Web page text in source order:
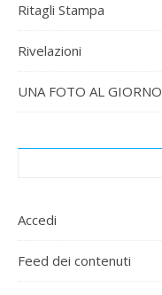
Ritagli Stampa
Rivelazioni
UNA FOTO AL GIORNO
Accedi
Feed dei contenuti